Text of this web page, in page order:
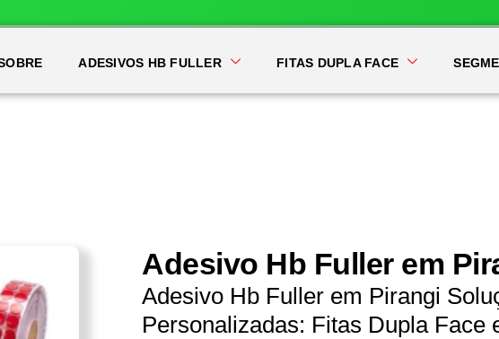
ADESIVOS HB FULLER FITAS DUPLA FACE
Adesivo Hb Fuller em
Adesivo Hb Fuller em Pirangi
Personalizadas: Fitas Dupla Face